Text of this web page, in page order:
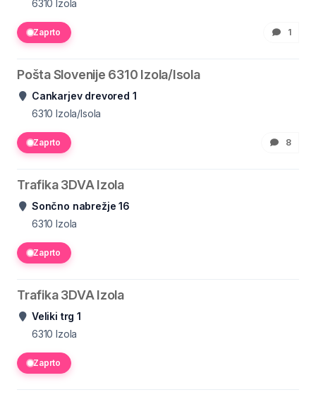
6310 Izola
Zaprto 1
Pošta Slovenije 6310 Izola/Isola
Cankarjev drevored 1
6310 Izola/Isola
Zaprto 8
Trafika 3DVA Izola
Sončno nabrežje 16
6310 Izola
Zaprto
Trafika 3DVA Izola
Veliki trg 1
6310 Izola
Zaprto